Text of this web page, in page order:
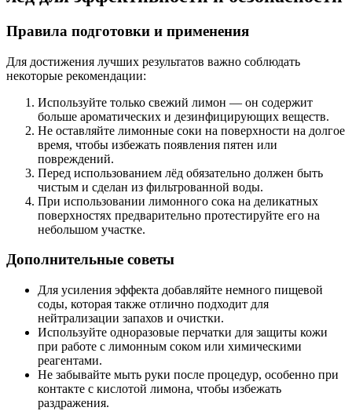
Правила подготовки и применения
Для достижения лучших результатов важно соблюдать
некоторые рекомендации:
Используйте только свежий лимон — он содержит
больше ароматических и дезинфицирующих веществ.
Не оставляйте лимонные соки на поверхности на долгое
время, чтобы избежать появления пятен или
повреждений.
Перед использованием лёд обязательно должен быть
чистым и сделан из фильтрованной воды.
При использовании лимонного сока на деликатных
поверхностях предварительно протестируйте его на
небольшом участке.
Дополнительные советы
Для усиления эффекта добавляйте немного пищевой
соды, которая также отлично подходит для
нейтрализации запахов и очистки.
Используйте одноразовые перчатки для защиты кожи
при работе с лимонным соком или химическими
реагентами.
Не забывайте мыть руки после процедур, особенно при
контакте с кислотой лимона, чтобы избежать
раздражения.